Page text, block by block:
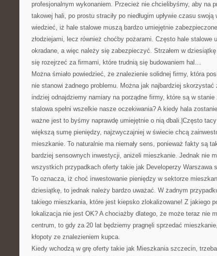
profesjonalnym wykonaniem. Przecież nie chcielibyśmy, aby na
takowej hali, po prostu straciły po niedługim upływie czasu
wiedzieć, iż hale stalowe muszą bardzo umiejętnie
złodziejami, lecz również choćby pożarami. Często hale stalowe
okradane, a więc należy się zabezpieczyć. Strzałem w
się rozejrzeć za firmami, które trudnią się budowaniem hal…
Można śmiało powiedzieć, że znalezienie solidnej firmy, która
nie stanowi żadnego problemu. Można jak najbardziej
indziej odnajdziemy namiary na porządne firmy, które są w
stalowa spełni wszelkie nasze oczekiwania? A kiedy hala
ważne jest to byśmy naprawdę umiejętnie o nią dbali.|Często
większą sumę pieniędzy, najzwyczajniej w świecie chcą
mieszkanie. To naturalnie ma niemały sens, ponieważ fakty są
bardziej sensownych inwestycji, aniżeli mieszkanie. Jednak nie
wszystkich przypadkach oferty takie jak Developerzy Warszawa
To oznacza, iż choć inwestowanie pieniędzy w sektorze
dziesiątkę, to jednak należy bardzo uważać. W żadnym
takiego mieszkania, które jest kiepsko zlokalizowane! Z jakiego
lokalizacja nie jest OK? A chociażby dlatego, że może teraz nie
centrum, to gdy za 20 lat będziemy pragnęli sprzedać
kłopoty ze znalezieniem kupca.
Kiedy wchodzą w grę oferty takie jak Mieszkania szczecin,